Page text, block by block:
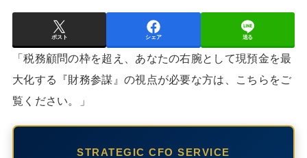
ポスト シェア 送る
「税務顧問の枠を超え、あなたの右腕として現預金を最
大化する『財務参謀』の視点が必要な方は、こちらをご
覧ください。」
STRATEGIC CFO SERVICE